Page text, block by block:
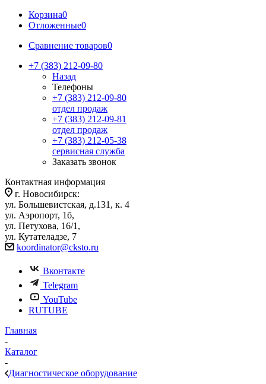
Корзина0
Отложенные0
Сравнение товаров0
+7 (383) 212-09-80
Назад
Телефоны
+7 (383) 212-09-80
отдел продаж
+7 (383) 212-09-81
отдел продаж
+7 (383) 212-05-38
сервисная служба
Заказать звонок
Контактная информация
г. Новосибирск:
ул. Большевистская, д.131, к. 4
ул. Аэропорт, 1б,
ул. Петухова, 16/1,
ул. Кутателадзе, 7
koordinator@cksto.ru
Вконтакте
Telegram
YouTube
RUTUBE
Главная
-
Каталог
-
Диагностическое оборудование